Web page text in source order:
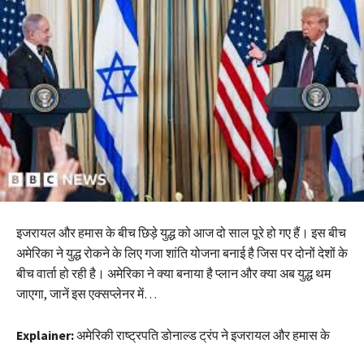
इजरायल और हमास के बीच छिड़े युद्ध को आज दो साल पूरे हो गए हैं। इस बीच
अमेरिका ने युद्ध रोकने के लिए गजा शांति योजना बनाई है जिस पर दोनों देशों के
बीच वार्ता हो रही है। अमेरिका ने क्या बनाया है प्लान और क्या अब युद्ध थम
जाएगा, जानें इस एक्सप्लेनर में…
Explainer:अमेरिकी राष्ट्रपति डोनाल्ड ट्रंप ने इजरायल और हमास के